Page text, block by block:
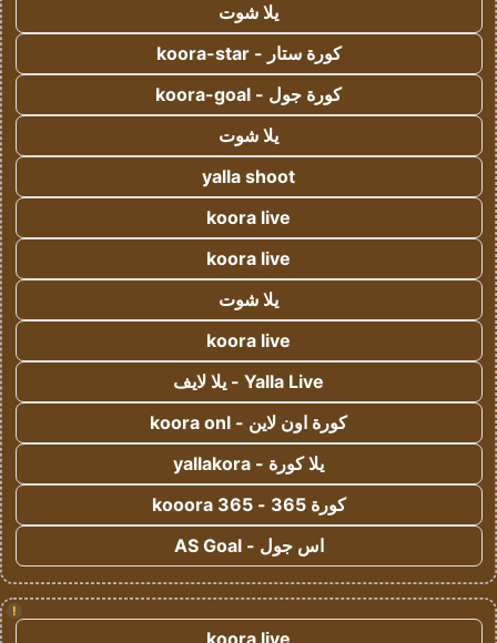
يلا شوت
كورة ستار - koora-star
كورة جول - koora-goal
يلا شوت
yalla shoot
koora live
koora live
يلا شوت
koora live
Yalla Live - يلا لايف
كورة اون لاين - koora onl
يلا كورة - yallakora
كورة 365 - kooora 365
اس جول - AS Goal
!
koora live